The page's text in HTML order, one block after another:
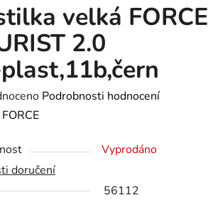
velká FORCE
2.0
Podrobnosti hodnocení
FORCE
Vyprodáno
doručení
56112